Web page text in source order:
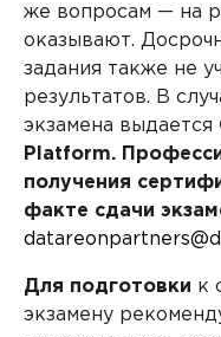
же вопросам — на
оказывают.
задания также не
результатов. В
экзамена выдается
Platform.
получения
факте сдачи
Для подготовки к
экзамену